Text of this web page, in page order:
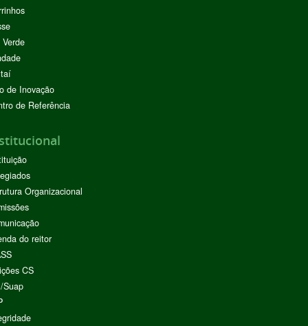
de Inovação
de Referência
Organizacional
do reitor
CS
Suap